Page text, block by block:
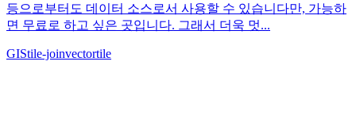
등으로부터도 데이터 소스로서 사용할 수 있습니다만, 가능하
면 무료로 하고 싶은 곳입니다. 그래서 더욱 멋...
GIStile-joinvectortile